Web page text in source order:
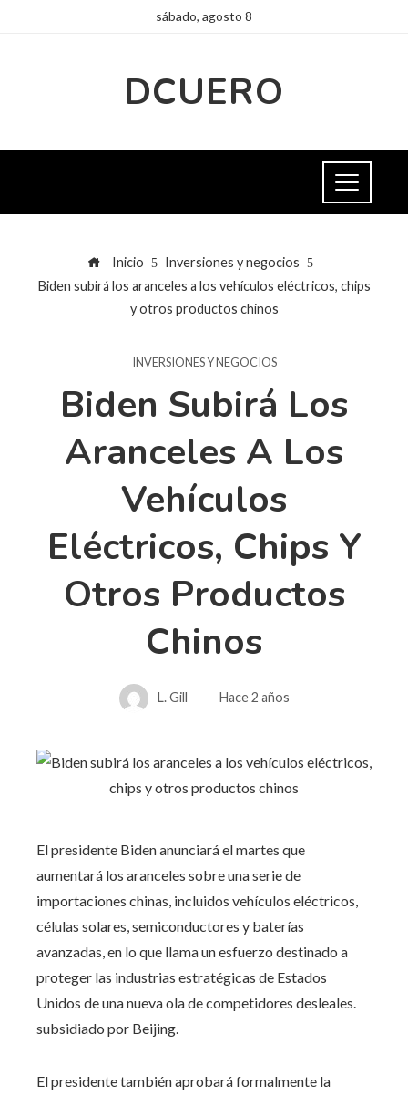
sábado, agosto 8
DCUERO
Inicio
Inversiones y negocios
Biden subirá los aranceles a los vehículos eléctricos, chips
y otros productos chinos
INVERSIONES Y NEGOCIOS
Biden Subirá Los
Aranceles A Los
Vehículos
Eléctricos, Chips Y
Otros Productos
Chinos
L. Gill Hace 2 años
El presidente Biden anunciará el martes que
aumentará los aranceles sobre una serie de
importaciones chinas, incluidos vehículos eléctricos,
células solares, semiconductores y baterías
avanzadas, en lo que llama un esfuerzo destinado a
proteger las industrias estratégicas de Estados
Unidos de una nueva ola de competidores desleales.
subsidiado por Beijing.
El presidente también aprobará formalmente la